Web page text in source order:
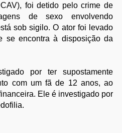
foi detido pelo crime de
de sexo envolvendo
sob sigilo. O ator foi levado
se encontra à disposição da
por ter supostamente
com um fã de 12 anos, ao
Ele é investigado por